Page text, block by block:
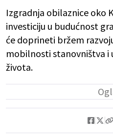
Izgradnja obilaznice oko
investiciju u budućnost
će doprineti bržem
mobilnosti stanovništva
života.